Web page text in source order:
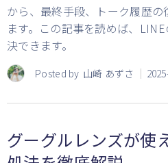
から、最終手段、トーク履歴
ます。この記事を読めば、
決できます。
Posted by 山崎 あずさ
グーグルレンズが使